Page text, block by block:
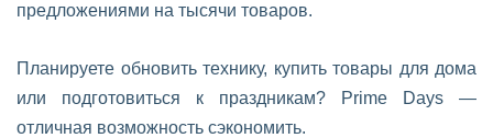
предложениями на тысячи товаров.
Планируете обновить технику, купить товары для дома
или подготовиться к праздникам? Prime Days —
отличная возможность сэкономить.